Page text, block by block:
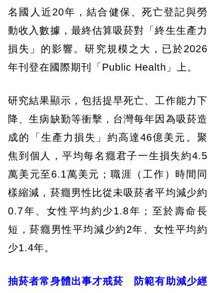
名國人近20年，結合健保、死亡登記與勞
動收入數據，最終估算吸菸對「終生生產力
損失」的影響。研究規模之大，已於2026
年刊登在國際期刊「Public Health」上。
研究結果顯示，包括提早死亡、工作能力下
降、生病缺勤等衝擊，台灣每年因為吸菸造
成的「生產力損失」約高達46億美元。聚
焦到個人，平均每名癮君子一生損失約4.5
萬美元至6.1萬美元；職涯（工作）時間同
樣縮減，菸癮男性比從未吸菸者平均減少約
0.7年、女性平均約少1.8年；至於壽命長
短，菸癮男性平均減少約2年、女性平均約
少1.4年。
抽菸者常身體出事才戒菸 防範有助減少經